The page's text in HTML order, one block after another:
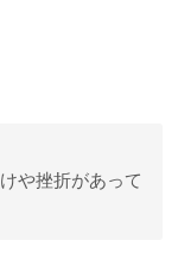
や挫折があって